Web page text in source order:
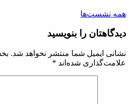
همه نشست‌ها
دیدگاهتان را بنویسید
نشانی ایمیل شما منتشر نخواهد شد.
علامت‌گذاری شده‌اند *